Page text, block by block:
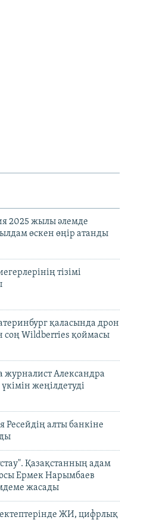
2025 жылы әлемде
өскен өңір атанды
тізімі
қаласында дрон
соң Wildberries қоймасы
журналист Александра
жеңілдетуді
Ресейдің алты банкіне
Қазақстанның адам
Ермек Нарымбаев
жасады
ЖИ, цифрлық